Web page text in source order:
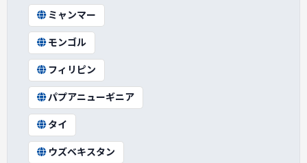
ミャンマー
モンゴル
フィリピン
パプアニューギニア
タイ
ウズベキスタン